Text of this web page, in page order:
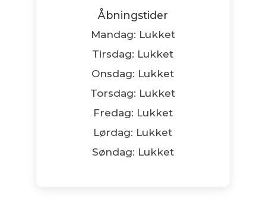
Åbningstider
Mandag: Lukket
Tirsdag: Lukket
Onsdag: Lukket
Torsdag: Lukket
Fredag: Lukket
Lørdag: Lukket
Søndag: Lukket